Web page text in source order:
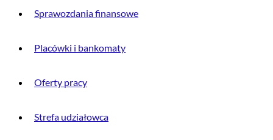
Sprawozdania finansowe
Placówki i bankomaty
Oferty pracy
Strefa udziałowca